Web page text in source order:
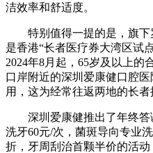
洁效率和舒适度。
特别值得一提的是，旗下
是香港“长者医疗券大湾区试
2024年8月起，65岁及以上的
口岸附近的深圳爱康健口腔
用，这为经常往返两地的长者
深圳爱康健推出了年终答
洗牙60元/次，菌斑导向专业
折，牙周刮治首颗半价的活